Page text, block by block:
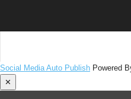
Social Media Auto Publish Powered
✕